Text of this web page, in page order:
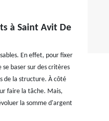
à Saint Avit De
En effet, pour fixer
baser sur des critères
de la structure. À côté
faire la tâche. Mais,
la somme d'argent